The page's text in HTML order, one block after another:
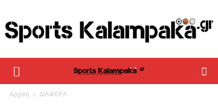
sportskalampaka
Αρχική ΔΙΑΦΟΡΑ